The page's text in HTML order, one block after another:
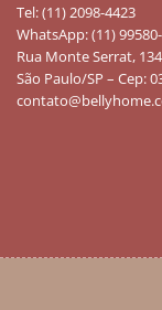
Tel: (11) 2098-4423
WhatsApp: (11)
Rua Monte Serrat,
São Paulo/SP – Cep: